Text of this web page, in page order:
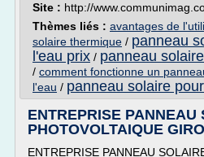
Site : http://
Thèmes liés : avantages de
solaire thermique / panneau
l'eau prix / panneau
/ comment fonctionne un
l'eau / panneau solaire
ENTREPRISE PANNEAU
PHOTOVOLTAIQUE
ENTREPRISE PANNEAU